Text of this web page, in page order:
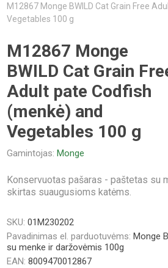
M12867 Monge BWILD Cat Grain Free
Vegetables 100 g
M12867 Monge
BWILD Cat Grain
Adult pate Codfish
(menkė) and
Vegetables 100 g
Gamintojas: Monge
Konservuotas pašaras - paštetas su
skirtas suaugusioms katėms.
SKU: 01M230202
Pavadinimas el. parduotuvėms: Monge
su menke ir daržovėmis 100g
EAN: 8009470012867